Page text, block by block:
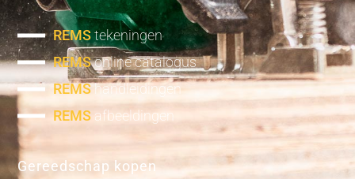
REMStekeningen
REMSonline catalogus
REMShandleidingen
REMS afbeeldingen
Gereedschap kopen